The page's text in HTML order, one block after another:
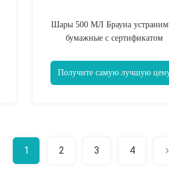
Шары 500 МЛ Брауна
бумажные с сертификатом
ПИЩЕВЫХ ПРОДУКТОВ И
Получите самую лучшую
1 2 3 4